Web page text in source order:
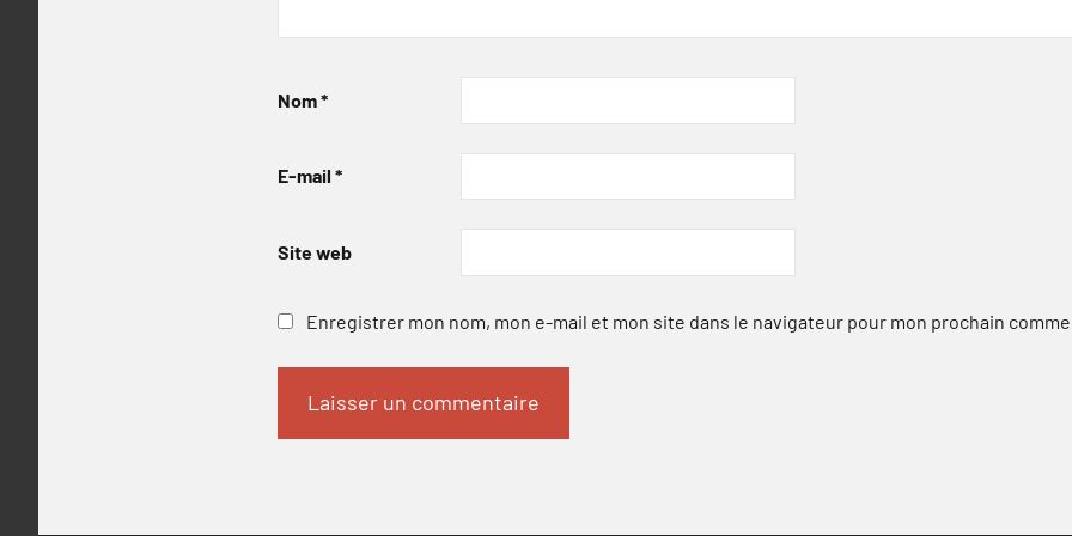
Nom*
E-mail *
Site web
Enregistrer mon nom, mon e-mail et mon site dans le navigateur pour mon prochain